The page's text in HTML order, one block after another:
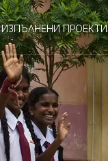
ИЗПЪЛНЕНИ ПРОЕКТИ